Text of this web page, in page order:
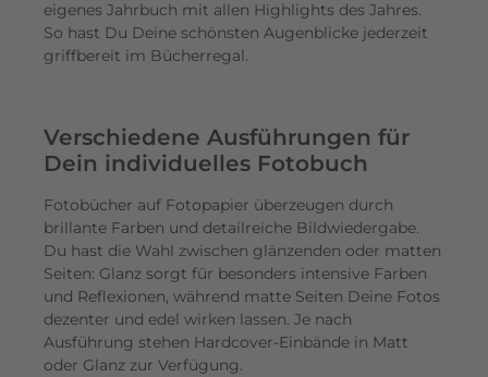
eigenes Jahrbuch mit allen Highlights des Jahres.
So hast Du Deine schönsten Augenblicke jederzeit
griffbereit im Bücherregal.
Verschiedene Ausführungen für
Dein individuelles Fotobuch
Fotobücher auf Fotopapier überzeugen durch
brillante Farben und detailreiche Bildwiedergabe.
Du hast die Wahl zwischen glänzenden oder matten
Seiten: Glanz sorgt für besonders intensive Farben
und Reflexionen, während matte Seiten Deine Fotos
dezenter und edel wirken lassen. Je nach
Ausführung stehen Hardcover-Einbände in Matt
oder Glanz zur Verfügung.